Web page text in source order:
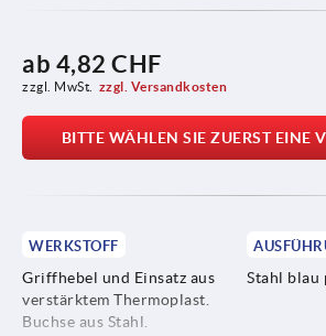
ab 4,82 CHF
zzgl. MwSt. zzgl. Versandkosten
BITTE WÄHLEN SIE ZUERST EINE
WERKSTOFF
Griffhebel und Einsatz aus
verstärktem Thermoplast.
Buchse aus Stahl.
Stahl blau